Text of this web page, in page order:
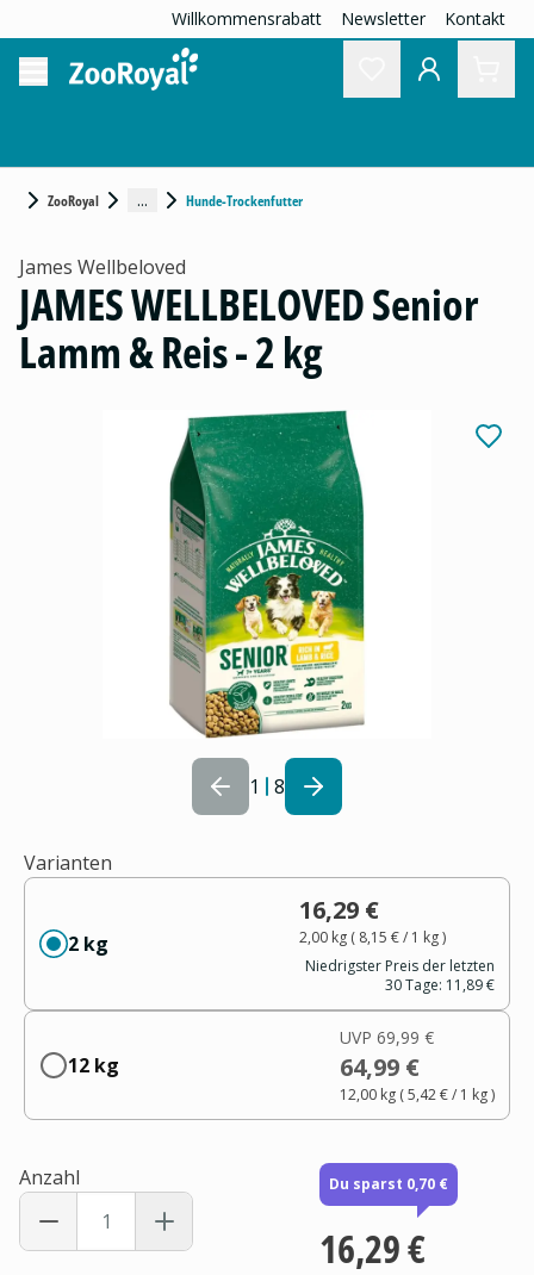
Willkommensrabatt Newsletter Kontakt
ZooRoyal ... Hunde-Trockenfutter
1 8
James Wellbeloved
JAMES WELLBELOVED Senior
Lamm & Reis - 2 kg
Varianten
2 kg
16,29 €
2,00 kg( 8,15 €/ 1 kg)
Niedrigster Preis der letzten
30 Tage: 11,89 €
12 kg
UVP 69,99 €
64,99 €
12,00 kg(5,42 €/ 1 kg)
Anzahl Du sparst 0,70 €
16,29 €